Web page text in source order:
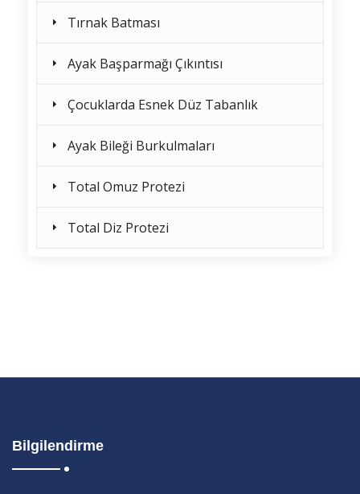
Tırnak Batması
Ayak Başparmağı Çıkıntısı
Çocuklarda Esnek Düz Tabanlık
Ayak Bileği Burkulmaları
Total Omuz Protezi
Total Diz Protezi
Bilgilendirme